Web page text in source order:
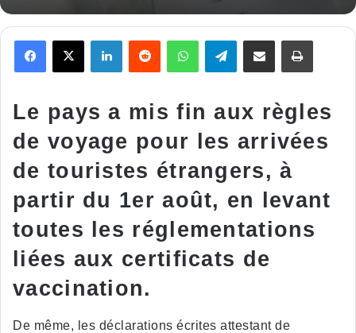
FacebookX LinkedinReddit WhatsAppTelegramPartager par email Imprimer
Le pays a mis fin aux règles
de voyage pour les arrivées
de touristes étrangers, à
partir du 1er août, en levant
toutes les réglementations
liées aux certificats de
vaccination.
De même, les déclarations écrites attestant de